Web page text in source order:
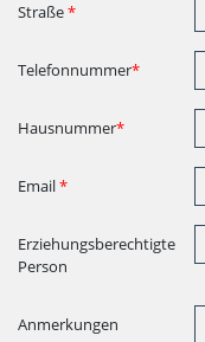
Straße*
Telefonnummer*
Hausnummer*
Email*
Erziehungsberechtigte
Person
Anmerkungen